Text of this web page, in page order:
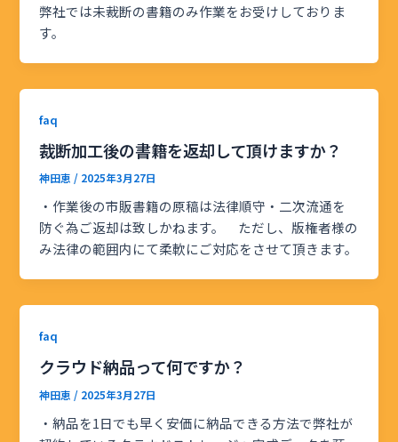
弊社では未裁断の書籍のみ作業をお受けしておりま
す。
faq
裁断加工後の書籍を返却して頂けますか？
神田恵/ 2025年3月27日
・作業後の市販書籍の原稿は法律順守・二次流通を
防ぐ為ご返却は致しかねます。 ただし、版権者様の
み法律の範囲内にて柔軟にご対応をさせて頂きます。
faq
クラウド納品って何ですか？
神田恵 / 2025年3月27日
・納品を1日でも早く安価に納品できる方法で弊社が